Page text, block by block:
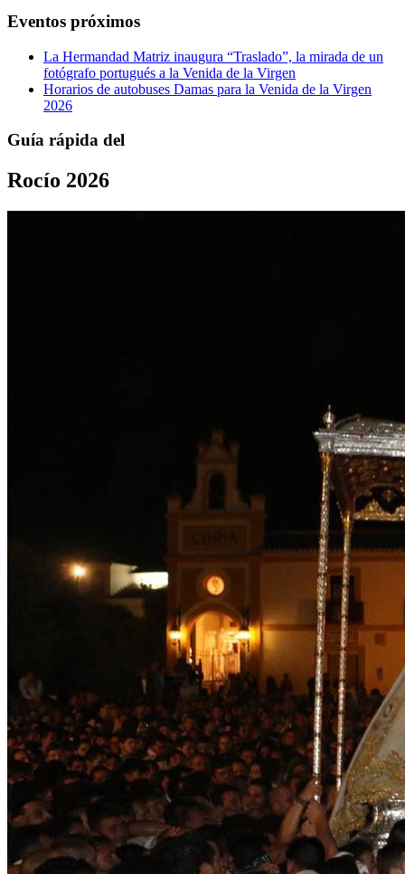
Eventos próximos
La Hermandad Matriz inaugura “Traslado”, la mirada de un
fotógrafo portugués a la Venida de la Virgen
Horarios de autobuses Damas para la Venida de la Virgen
2026
Guía rápida del
Rocío 2026